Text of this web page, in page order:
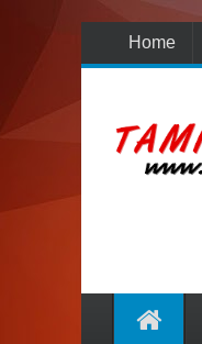
Home